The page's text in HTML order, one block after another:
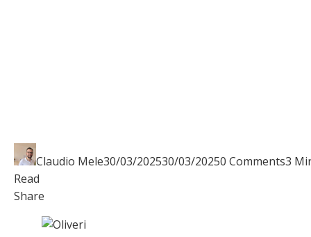
Claudio Mele30/03/202530/03/20250 Comments3
Read
Facebook
Twitter
LinkedIn
Pinterest
Stumbleupon
Email
Share